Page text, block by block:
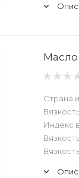
Масло
Страна
Индекс